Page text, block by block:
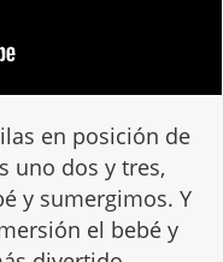
en posición de
uno dos y tres,
y sumergimos. Y
el bebé y